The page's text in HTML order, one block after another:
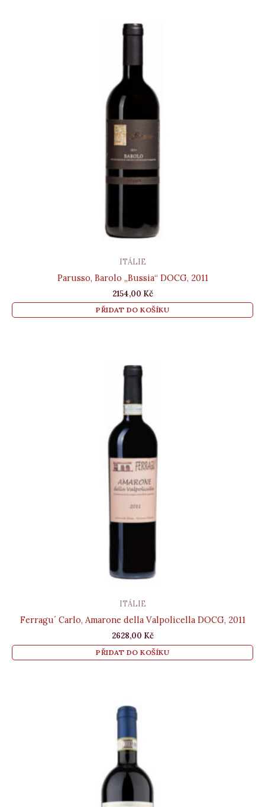
ITÁLIE
Parusso, Barolo „Bussia“ DOCG, 2011
2154,00 Kč
PŘIDAT DO KOŠÍKU
ITÁLIE
Ferragu´ Carlo, Amarone della Valpolicella DOCG, 2011
2628,00 Kč
PŘIDAT DO KOŠÍKU